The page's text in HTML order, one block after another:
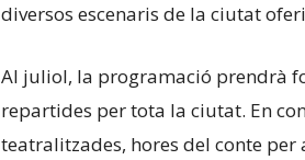
diversos escenaris de la ciutat
Al juliol, la programació prendrà
repartides per tota la ciutat. En
teatralitzades, hores del conte per